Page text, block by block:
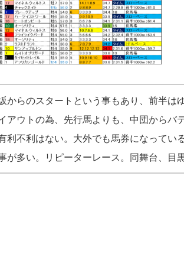
からのスタートという事もあり、前半は
アウトの為、先行馬よりも、中団からバ
利不利はない。大外でも馬券になってい
が多い。リピーターレース。同舞台、目